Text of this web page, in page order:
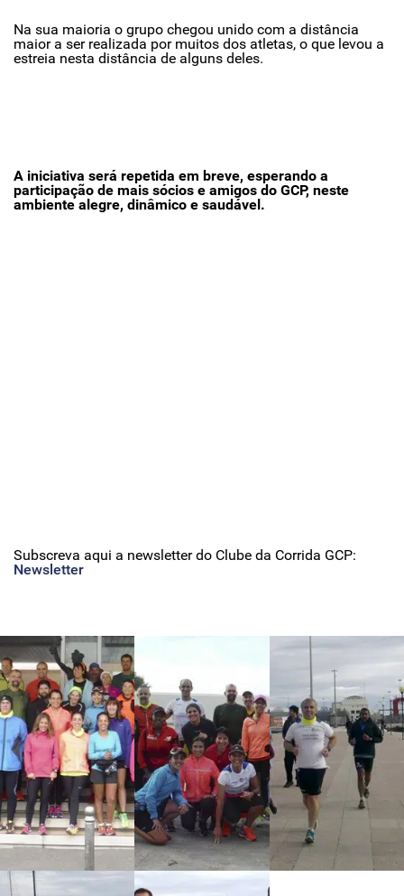
Na sua maioria o grupo chegou unido com a distância
maior a ser realizada por muitos dos atletas, o que levou a
estreia nesta distância de alguns deles.
A iniciativa será repetida em breve, esperando a
participação de mais sócios e amigos do GCP, neste
ambiente alegre, dinâmico e saudável.
Subscreva aqui a newsletter do Clube da Corrida GCP:
Newsletter